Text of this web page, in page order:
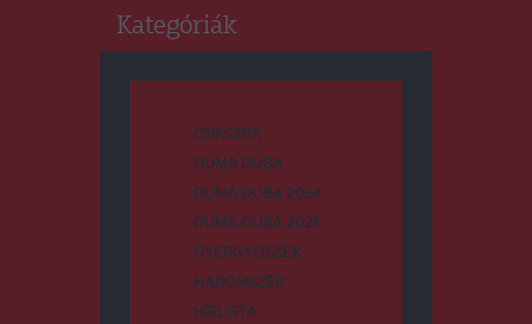
Kategóriák
CSÍKSZÉK
DUMA DUBA
DUMA DUBA 2024
DUMA DUBA 2026
GYERGYÓSZÉK
HÁROMSZÉK
HÍRLISTA